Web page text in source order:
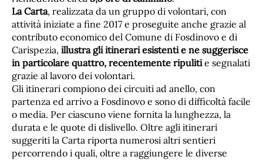
La Carta, realizzata da un gruppo di volontari, con
attività iniziate a fine 2017 e proseguite anche grazie al
contributo economico del Comune di Fosdinovo e di
Carispezia, illustra gli itinerari esistenti e ne suggerisce
in particolare quattro, recentemente ripulitie segnalati
grazie al lavoro dei volontari.
Gli itinerari compiono dei circuiti ad anello, con
partenza ed arrivo a Fosdinovo e sono di difficoltà facile
o media. Per ciascuno viene fornita la lunghezza, la
durata e le quote di dislivello. Oltre agli itinerari
suggeriti la Carta riporta numerosi altri sentieri
percorrendo i quali, oltre a raggiungere le diverse